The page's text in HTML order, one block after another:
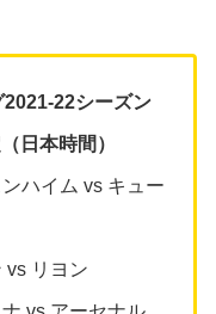
2021-22シーズン
日本時間）
ハイム vs キュー
リヨン